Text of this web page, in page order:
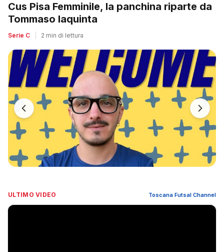
Cus Pisa Femminile, la panchina riparte da
Tommaso Iaquinta
Serie C 2 min di lettura
ULTIMO VIDEO Toscana Futsal Channel